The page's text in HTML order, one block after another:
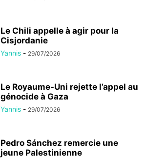
Le Chili appelle à agir pour la
Cisjordanie
Yannis - 29/07/2026
Le Royaume-Uni rejette l’appel au
génocide à Gaza
Yannis - 29/07/2026
Pedro Sánchez remercie une
jeune Palestinienne